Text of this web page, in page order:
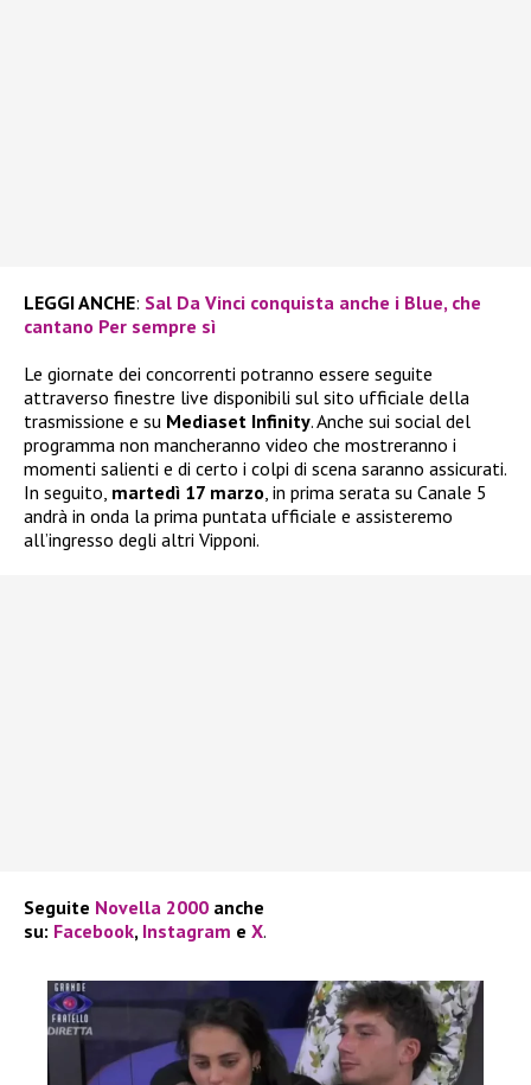
LEGGI ANCHE: Sal Da Vinci conquista anche i Blue, che
cantano Per sempre sì
Le giornate dei concorrenti potranno essere seguite
attraverso finestre live disponibili sul sito ufficiale della
trasmissione e su Mediaset Infinity. Anche sui social del
programma non mancheranno video che mostreranno i
momenti salienti e di certo i colpi di scena saranno assicurati.
In seguito, martedì 17 marzo , in prima serata su Canale 5
andrà in onda la prima puntata ufficiale e assisteremo
all’ingresso degli altri Vipponi.
Seguite Novella 2000 anche
su: Facebook, Instagram e X.